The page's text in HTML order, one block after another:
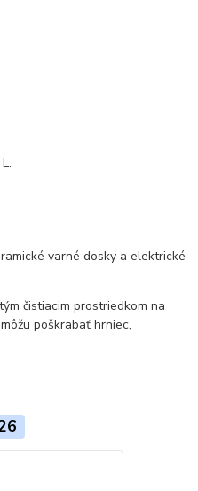
varné dosky a elektrické
čistiacim prostriedkom na
poškrabať hrniec,